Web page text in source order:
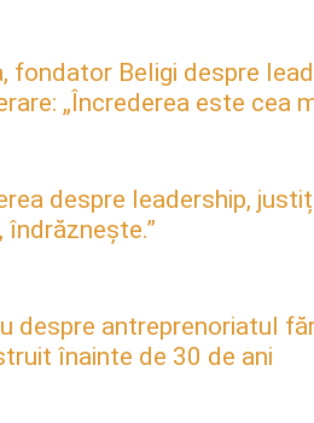
fondator Beligi despre
„Încrederea este cea
despre leadership,
îndrăznește.”
despre antreprenoriatul
înainte de 30 de ani